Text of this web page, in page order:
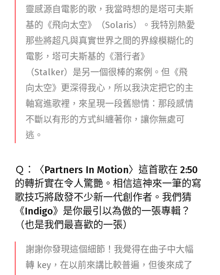
靈感源自電影的歌，我當時想的是塔可夫斯
基的《飛向太空》（Solaris）。我特別熱愛
那些將超凡與真實世界之間的界線模糊化的
電影，塔可夫斯基的《潛行者》
（Stalker）是另一個很棒的案例。但《飛
向太空》更深得我心，所以我決定把它的主
軸寫進歌裡，來呈現一段舊戀情：那段感情
不斷以有形的方式糾纏著你，讓你無處可
逃。
Ｑ：〈Partners In Motion〉這首歌在 2:50
的轉折實在令人驚艷。相信這神來一筆的寫
歌技巧將啟發不少新一代創作者。我們猜
《Indigo》是你最引以為傲的一張專輯？
（也是我們最喜歡的一張）
謝謝你發現這個細節！我覺得在曲子中大幅
轉 key，在以前來講比較普遍，但後來成了